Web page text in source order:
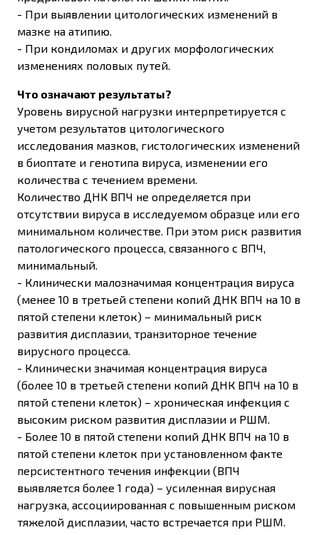
- При выявлении цитологических изменений в
мазке на атипию.
- При кондиломах и других морфологических
изменениях половых путей.
Что означают результаты?
Уровень вирусной нагрузки интерпретируется с
учетом результатов цитологического
исследования мазков, гистологических изменений
в биоптате и генотипа вируса, изменении его
количества с течением времени.
Количество ДНК ВПЧ не определяется при
отсутствии вируса в исследуемом образце или его
минимальном количестве. При этом риск развития
патологического процесса, связанного с ВПЧ,
минимальный.
- Клинически малозначимая концентрация вируса
(менее 10 в третьей степени копий ДНК ВПЧ на 10 в
пятой степени клеток) – минимальный риск
развития дисплазии, транзиторное течение
вирусного процесса.
- Клинически значимая концентрация вируса
(более 10 в третьей степени копий ДНК ВПЧ на 10 в
пятой степени клеток) – хроническая инфекция с
высоким риском развития дисплазии и РШМ.
- Более 10 в пятой степени копий ДНК ВПЧ на 10 в
пятой степени клеток при установленном факте
персистентного течения инфекции (ВПЧ
выявляется более 1 года) – усиленная вирусная
нагрузка, ассоциированная с повышенным риском
тяжелой дисплазии, часто встречается при РШМ.